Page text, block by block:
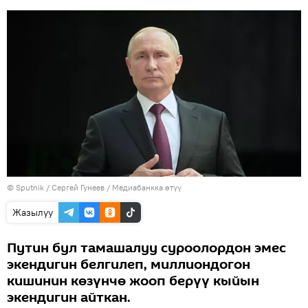
© Sputnik / Сергей Гунеев / Медиабанкка өтүү
Жазылуу
Путин бул тамашалуу суроолордон эмес
экендигин белгилеп, миллиондогон
кишинин көзүнчө жооп берүү кыйын
экендигин айткан.